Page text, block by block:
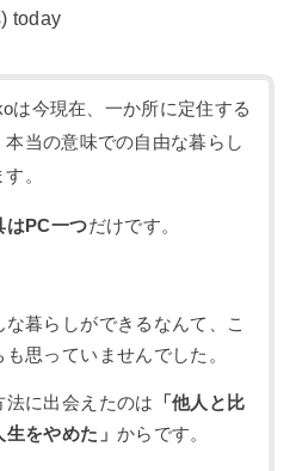
today
は今現在、一か所に定住する
本当の意味での自由な暮らし
。
はPC一つだけです。
な暮らしができるなんて、こ
も思っていませんでした。
法に出会えたのは
「他人と比
をやめた」 からです。